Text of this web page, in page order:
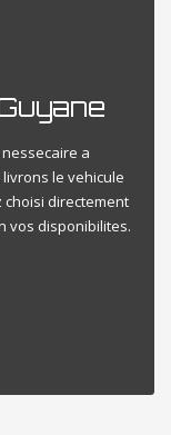
a
le vehicule
directement
vos disponibilites.